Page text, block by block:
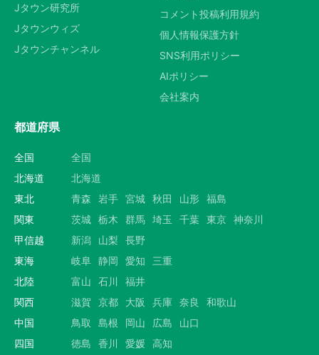
Jタウン研究所
Jタウンウィズ
Jタウンチャンネル
コメント投稿利用規約
個人情報保護方針
SNS利用ポリシー
AIポリシー
会社案内
都道府県
全国
全国
北海道
北海道
東北
青森 岩手 宮城 秋田 山形 福島
関東
茨城 栃木 群馬 埼玉 千葉 東京 神奈川
甲信越
新潟 山梨
長野
東海
岐阜 静岡 愛知
三重
北陸
富山 石川
福井
関西
滋賀 京都 大阪 兵庫 奈良
和歌山
中国
鳥取 島根 岡山 広島
山口
四国
徳島 香川 愛媛 高知